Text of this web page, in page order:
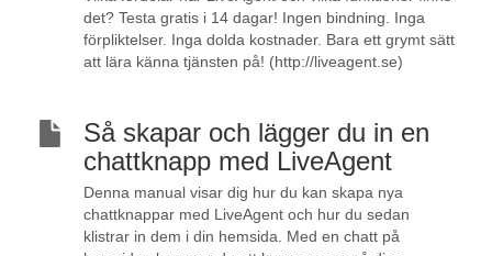
det? Testa gratis i 14 dagar! Ingen bindning. Inga
förpliktelser. Inga dolda kostnader. Bara ett grymt sätt
att lära känna tjänsten på! (http://liveagent.se)
Så skapar och lägger du in en
chattknapp med LiveAgent
Denna manual visar dig hur du kan skapa nya
chattknappar med LiveAgent och hur du sedan
klistrar in dem i din hemsida. Med en chatt på